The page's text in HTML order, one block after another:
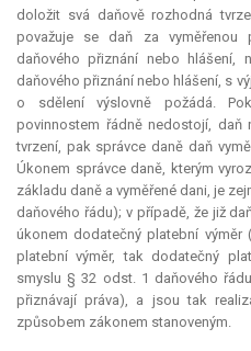
doložit svá daňově rozhodná
považuje se daň za
daňového přiznání nebo hlášení,
daňového přiznání nebo hlášení, s
o sdělení výslovně požádá.
povinnostem řádně nedostojí, daň
tvrzení, pak správce daně daň
Úkonem správce daně, kterým
základu daně a vyměřené dani, je
daňového řádu); v případě, že již
úkonem dodatečný platební
platební výměr, tak dodatečný
smyslu § 32 odst. 1 daňového
přiznávají práva), a jsou tak
způsobem zákonem stanoveným.